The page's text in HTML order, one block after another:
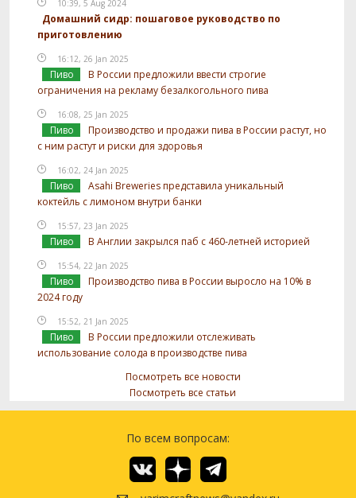
10:39, 5 Aug 2024
Домашний сидр: пошаговое руководство по
приготовлению
16:12, 26 Jan 2025
Пиво
В России предложили ввести строгие
ограничения на рекламу безалкогольного пива
16:08, 25 Jan 2025
Пиво
Производство и продажи пива в России растут, но
с ним растут и риски для здоровья
16:02, 24 Jan 2025
Пиво
Asahi Breweries представила уникальный
коктейль с лимоном внутри банки
15:57, 23 Jan 2025
Пиво В Англии закрылся паб с 460-летней историей
15:54, 22 Jan 2025
Пиво
Производство пива в России выросло на 10% в
2024 году
15:52, 21 Jan 2025
Пиво
В России предложили отслеживать
использование солода в производстве пива
Посмотреть все новости
Посмотреть все статьи
По всем вопросам: